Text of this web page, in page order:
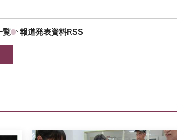
覧 報道発表資料RSS